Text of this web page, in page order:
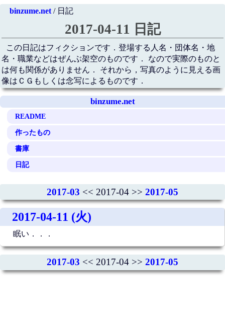
binzume.net/ 日記
2017-04-11 日記
この日記はフィクションです．登場する人名・団体名・地
名・職業などはぜんぶ架空のものです． なので実際のものと
は何も関係がありません． それから，写真のように見える画
像はＣＧもしくは念写によるものです．
binzume.net
README
作ったもの
書庫
日記
2017-03 << 2017-04 >> 2017-05
2017-04-11 (火)
眠い．．．
2017-03 << 2017-04 >> 2017-05